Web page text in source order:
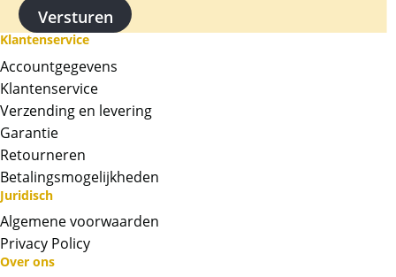
dieren van de Chinese dierenriem. Deze
munten wegen circa 31 gram en bevatten
symbool wat staat voor oogst op de voorkant.
Dit is de “privy mark”.
Elke munt wordt geleverd in een originele
muntcapsule.
Doordat de munten in een originele
muntcapsule worden geleverd, zijn de munten
Klantenservice
Accountgegevens
Klantenservice
Verzending en levering
Garantie
Retourneren
Betalingsmogelijkheden
Juridisch
Algemene voorwaarden
Privacy Policy
Over ons